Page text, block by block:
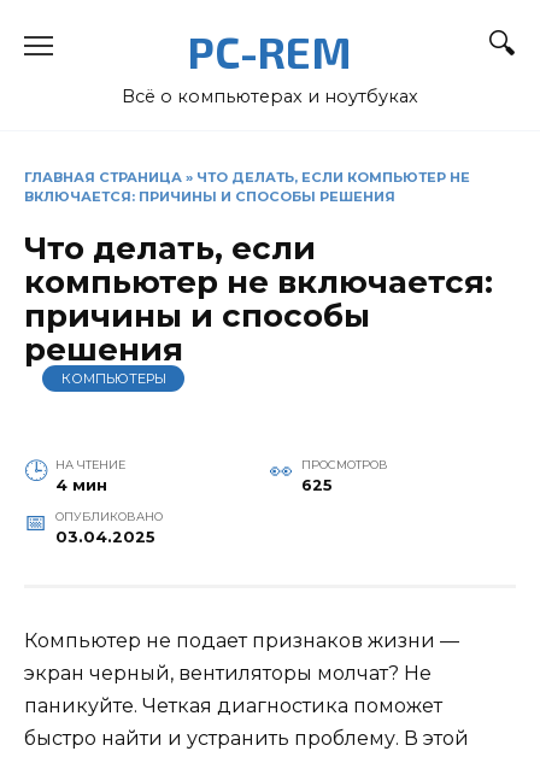
PC-REM
Всё о компьютерах и ноутбуках
ГЛАВНАЯ СТРАНИЦА » ЧТО ДЕЛАТЬ, ЕСЛИ КОМПЬЮТЕР НЕ
ВКЛЮЧАЕТСЯ: ПРИЧИНЫ И СПОСОБЫ РЕШЕНИЯ
Что делать, если
компьютер не включается:
причины и способы
решения
КОМПЬЮТЕРЫ
НА ЧТЕНИЕ
4 мин
ПРОСМОТРОВ
625
ОПУБЛИКОВАНО
03.04.2025
Компьютер не подает признаков жизни —
экран черный, вентиляторы молчат? Не
паникуйте. Четкая диагностика поможет
быстро найти и устранить проблему. В этой